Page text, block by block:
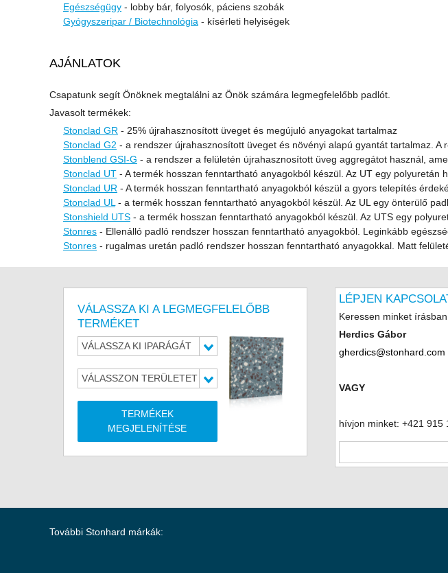
Egészségügy - lobby bár, folyosók, páciens szobák
Gyógyszeripar / Biotechnológia - kísérleti helyiségek
AJÁNLATOK
Csapatunk segít Önöknek megtalálni az Önök számára legmegfelelőbb padlót.
Javasolt termékek:
Stonclad GR - 25% újrahasznosított üveget és megújuló anyagokat tartalmaz
Stonclad G2 - a rendszer újrahasznosított üveget és növényi alapú gyantát tartalmaz.
Stonblend GSI-G - a rendszer a felületén újrahasznosított üveg aggregátot használ,
Stonclad UT - A termék hosszan fenntartható anyagokból készül. Az UT egy
Stonclad UR - A termék hosszan fenntartható anyagokból készül a gyors telepítés
Stonclad UL - a termék hosszan fenntartható anyagokból készül. Az UL egy önterülő
Stonshield UTS - a termék hosszan fenntartható anyagokból készül. Az UTS egy
Stonres - Ellenálló padló rendszer hosszan fenntartható anyagokból. Leginkább
Stonres - rugalmas uretán padló rendszer hosszan fenntartható anyagokkal. Matt
VÁLASSZA KI A LEGMEGFELELŐBB
TERMÉKET
VÁLASSZA KI IPARÁGÁT
VÁLASSZON TERÜLETET
TERMÉKEK
MEGJELENÍTÉSE
LÉPJEN
Keressen minket
Herdics Gábor
gherdics@stonhard.com
VAGY
hívjon minket: +421 915
További Stonhard márkák: